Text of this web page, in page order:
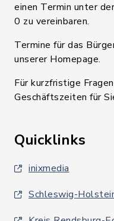
einen Termin unter
0 zu vereinbaren.
Termine für das
unserer Homepage.
Für kurzfristige
Geschäftszeiten für
Quicklinks
inixmedia
Schleswig-